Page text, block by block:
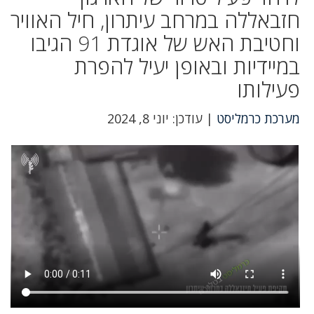
חזבאללה במרחב עיתרון, חיל האוויר
וחטיבת האש של אוגדת 91 הגיבו
במיידיות ובאופן יעיל להפרת
פעילותו
מערכת כרמליסט | עודכן: יוני 8, 2024